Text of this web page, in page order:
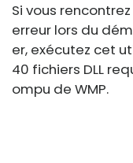
Si vous
erreur lors du
er, exécutez cet
40 fichiers DLL
ompu de WMP.